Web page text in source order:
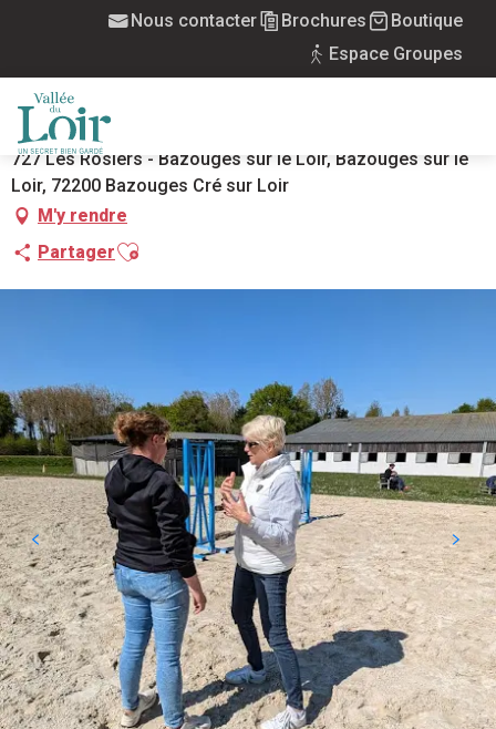
principal
Nous contacter Brochures
Boutique
Espace Groupes
Séance d'Equ'Hypnose cavalier
SÉANCE D'EQU'HYPNOSE CAVALIER
EQUITATION
727 Les Rosiers - Bazouges sur le Loir, Bazouges sur le
Loir, 72200 Bazouges Cré sur Loir
M'y rendre
PartagerAjouter aux favoris